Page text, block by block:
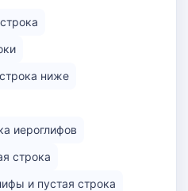
ниже
иероглифов
строка
и пустая строка